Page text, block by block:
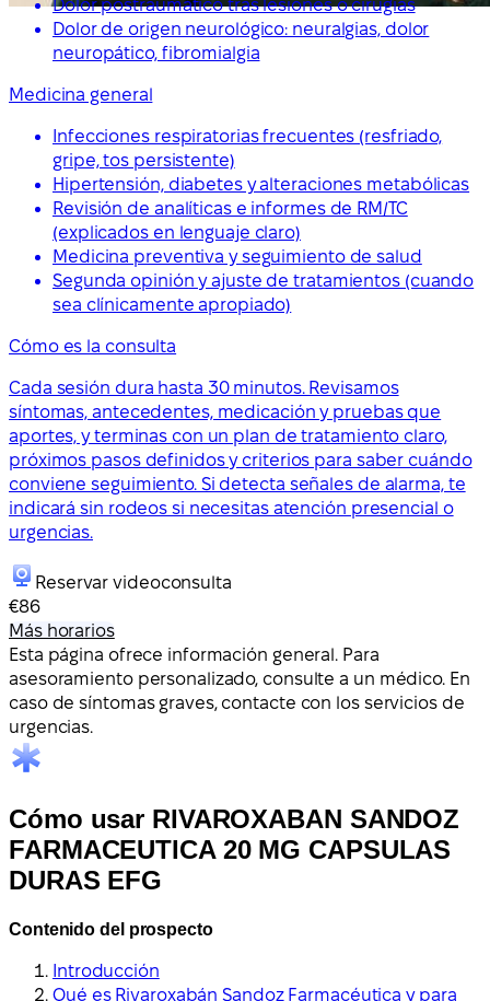
Dolor postraumático tras lesiones o cirugías
Dolor de origen neurológico: neuralgias, dolor
neuropático, fibromialgia
Medicina general
Infecciones respiratorias frecuentes (resfriado,
gripe, tos persistente)
Hipertensión, diabetes y alteraciones metabólicas
Revisión de analíticas e informes de RM/TC
(explicados en lenguaje claro)
Medicina preventiva y seguimiento de salud
Segunda opinión y ajuste de tratamientos (cuando
sea clínicamente apropiado)
Cómo es la consulta
Cada sesión dura hasta 30 minutos. Revisamos
síntomas, antecedentes, medicación y pruebas que
aportes, y terminas con un plan de tratamiento claro,
próximos pasos definidos y criterios para saber cuándo
conviene seguimiento. Si detecta señales de alarma, te
indicará sin rodeos si necesitas atención presencial o
urgencias.
Reservar videoconsulta
€86
Más horarios
Esta página ofrece información general. Para
asesoramiento personalizado, consulte a un médico. En
caso de síntomas graves, contacte con los servicios de
urgencias.
Cómo usar RIVAROXABAN SANDOZ
FARMACEUTICA 20 MG CAPSULAS
DURAS EFG
Contenido del prospecto
Introducción
Qué es Rivaroxabán Sandoz Farmacéutica y para